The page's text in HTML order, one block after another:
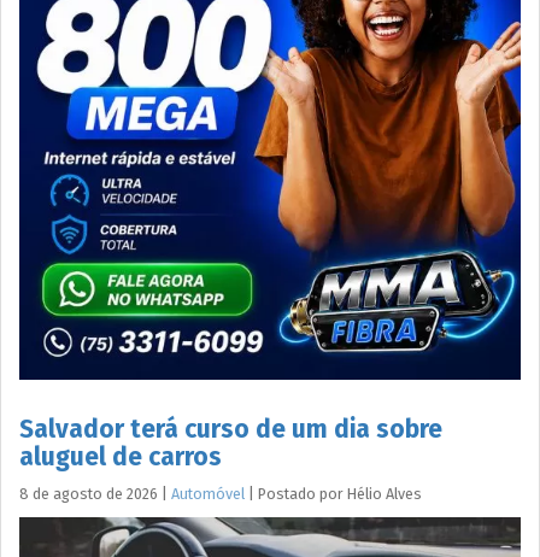
Salvador terá curso de um dia sobre
aluguel de carros
8 de agosto de 2026 Automóvel Postado por Hélio Alves